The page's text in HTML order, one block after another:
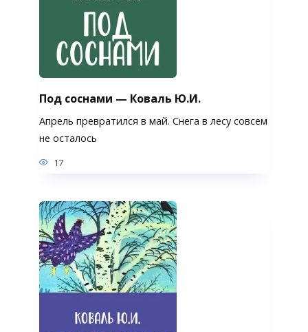
Под соснами — Коваль Ю.И.
Апрель превратился в май. Снега в лесу совсем
не осталось
17